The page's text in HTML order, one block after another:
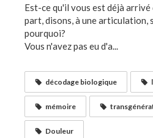
Est-ce qu'il vous est déjà
part, disons, à une articulation,
pourquoi?
Vous n'avez pas eu d'a...
décodage biologique
mémoire
Douleur